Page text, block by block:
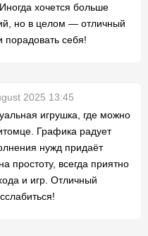
хочется больше
но в целом — отличный
порадовать себя!
2025 13:45
игрушка, где можно
Графика радует
нужд придаёт
простоту, всегда приятно
и игр. Отличный